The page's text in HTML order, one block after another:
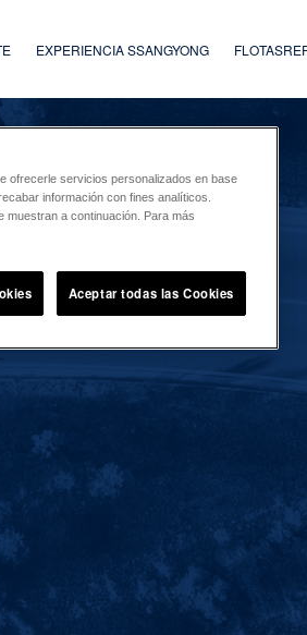
EXPERIENCIA SSANGYONG FLOTAS
ofrecerle servicios personalizados en base
información con fines analíticos.
muestran a continuación. Para más
Aceptar todas las Cookies